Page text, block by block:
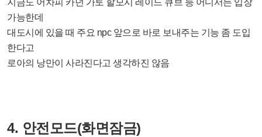
지금도 어차피 카던 가토 할모시 레이드 큐브 등 어디서든 입장
가능한데
대도시에 있을 때 주요 npc 앞으로 바로 보내주는 기능 좀 도입
한다고
로아의 낭만이 사라진다고 생각하진 않음
4. 안전모드(화면잠금)